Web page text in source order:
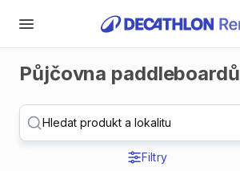
Půjčovna paddleboardů
Hledat produkt a lokalitu
Filtry